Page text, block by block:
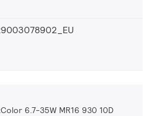
6.7-35W MR16 930 10D